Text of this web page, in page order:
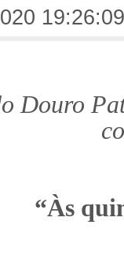
Douro
“Às